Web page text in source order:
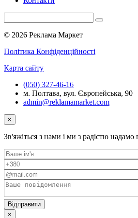
© 2026 Реклама Маркет
Політика Конфіденційності
Карта сайту
(050) 327-46-16
м. Полтава, вул. Європейська, 90
admin@reklamamarket.com
×
Зв'яжіться з нами і ми з радістю надамо
×